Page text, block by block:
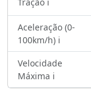
Aceleração (0-
100km/h) ℹ️
Velocidade
Máxima ℹ️